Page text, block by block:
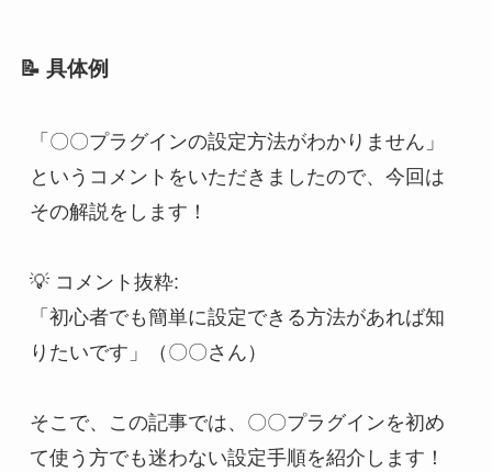
📝 具体例
「〇〇プラグインの設定方法がわかりません」
というコメントをいただきましたので、今回は
その解説をします！
💡 コメント抜粋:
「初心者でも簡単に設定できる方法があれば知
りたいです」（〇〇さん）
そこで、この記事では、〇〇プラグインを初め
て使う方でも迷わない設定手順を紹介します！